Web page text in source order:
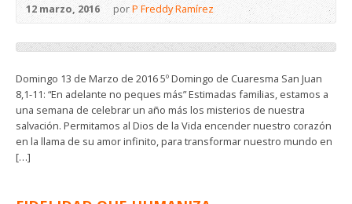
12 marzo, 2016 porP Freddy Ramírez
Domingo 13 de Marzo de 2016 5º Domingo de Cuaresma San Juan
8,1-11: “En adelante no peques más” Estimadas familias, estamos a
una semana de celebrar un año más los misterios de nuestra
salvación. Permitamos al Dios de la Vida encender nuestro corazón
en la llama de su amor infinito, para transformar nuestro mundo en
[…]